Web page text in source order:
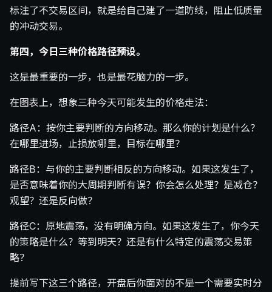
标注了不交易区间，就是给自己建了一道防线，阻止低质量
的冲动交易。
第四，今日三种价格路径预设。
这是最重要的一步，也是最花脑力的一步。
在图表上，想象三种今天可能发生的价格走法：
路径A：按你主要判断的方向移动。那么你的计划是什么？
在哪里进场，止损放哪里，目标在哪里？
路径B：与你的主要判断相反的方向移动。如果这发生了，
是否意味着你的大周期判断有误？你会怎么处理？是减仓？
观望？还是反向做？
路径C：原地震荡，没有明确方向。如果这发生了，你今天
的策略是什么？等到明天？还是有什么特定的震荡交易策
略？
提前写下这三个路径，开盘后你面对的不是一个需要实时分